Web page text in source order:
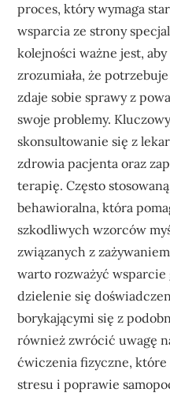
proces, który wymaga
wsparcia ze strony
kolejności ważne jest,
zrozumiała, że
zdaje sobie sprawy z
swoje problemy.
skonsultowanie się z
zdrowia pacjenta oraz
terapię. Często
behawioralna, która
szkodliwych wzorców
związanych z
warto rozważyć
dzielenie się
borykającymi się z
również zwrócić uwagę
ćwiczenia fizyczne,
stresu i poprawie